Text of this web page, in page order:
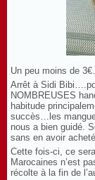
Un peu moins de
Arrêt à Sidi
NOMBREUSES
habitude
succès…les
nous a bien guidé.
sans en avoir
Cette fois-ci, ce
Marocaines n’est
récolte à la fin de